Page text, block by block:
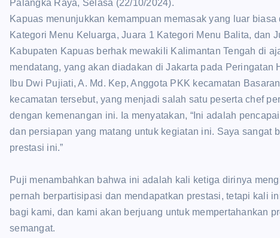
Palangka Raya, Selasa (22/10/2024).
Kapuas menunjukkan kemampuan memasak yang luar
Kategori Menu Keluarga, Juara 1 Kategori Menu Balita, dan
Kabupaten Kapuas berhak mewakili Kalimantan Tengah di
mendatang, yang akan diadakan di Jakarta pada Peringatan
Ibu Dwi Pujiati, A. Md. Kep, Anggota PKK kecamatan
kecamatan tersebut, yang menjadi salah satu peserta chef
dengan kemenangan ini. Ia menyatakan, “Ini adalah
dan persiapan yang matang untuk kegiatan ini. Saya sangat
prestasi ini.”
Puji menambahkan bahwa ini adalah kali ketiga dirinya
pernah berpartisipasi dan mendapatkan prestasi, tetapi kali
bagi kami, dan kami akan berjuang untuk mempertahankan
semangat.